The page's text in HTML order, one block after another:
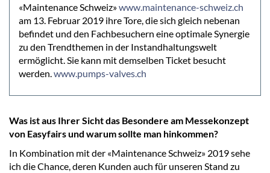
«Maintenance Schweiz»www.maintenance-schweiz.ch
am 13. Februar 2019 ihre Tore, die sich gleich nebenan
befindet und den Fachbesuchern eine optimale Synergie
zu den Trendthemen in der Instandhaltungswelt
ermöglicht. Sie kann mit demselben Ticket besucht
werden. www.pumps-valves.ch
Was ist aus Ihrer Sicht das Besondere am Messekonzept
von Easyfairs und warum sollte man hinkommen?
In Kombination mit der «Maintenance Schweiz» 2019 sehe
ich die Chance, deren Kunden auch für unseren Stand zu